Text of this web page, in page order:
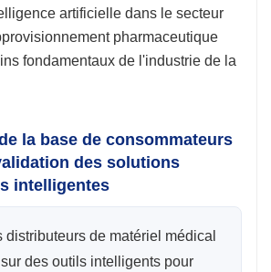
artificielle dans le secteur
pharmaceutique
fondamentaux de l'industrie de la
la base de consommateurs
des solutions
intelligentes
distributeurs de matériel médical
des outils intelligents pour